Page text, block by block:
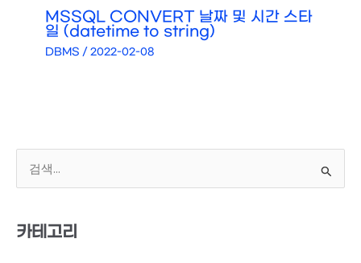
MSSQL CONVERT 날짜 및 시간 스타
일 (datetime to string)
DBMS /2022-02-08
상
카테고리